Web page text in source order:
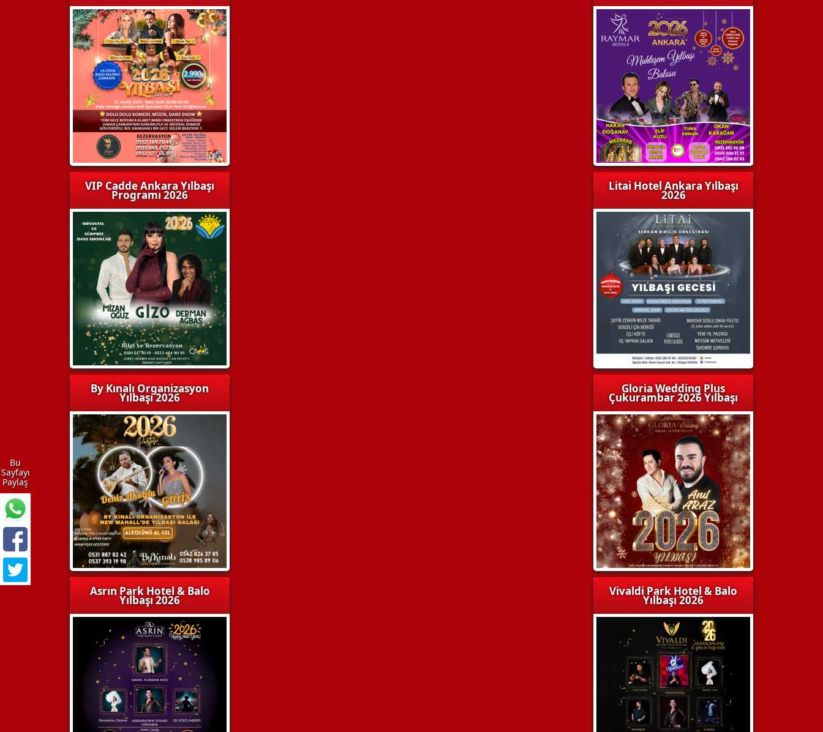
VIP Cadde Ankara Yılbaşı
Programı 2026
By Kınalı Organizasyon
Yılbaşı 2026
Asrın Park Hotel & Balo
Yılbaşı 2026
Litai Hotel Ankara Yılbaşı
2026
Gloria Wedding Plus
Çukurambar 2026 Yılbaşı
Vivaldi Park Hotel & Balo
Yılbaşı 2026
Bu
Sayfayı
Paylaş